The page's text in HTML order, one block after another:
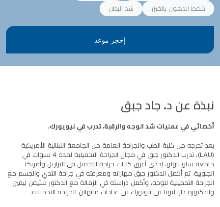
شفط الدهون بالفيزر
شد البطن
إحجز موعد
نبذة عن د. جاد جبق
أخصائي في عمليات شد الوجه والرقبة، تدرب في نيويورك.
بعد تخرجه من كلية الطب والجراحة العامة من الجامعة اللبنانية الأمريكية
(LAU)، تدرب الدكتور جبق في مجال الجراحة التجميلية لمدة 4 سنوات في
جامعة ساو باولو، إحدى أعرق كليات جراحة التجميل في البرازيل وأمريكا
الجنوبية. ثم أكمل الدكتور جبق مهاراته ومعرفته في جراحة الثدي والجسم مع
الجراحة التجميلية للوجه، وأكمل دراسته في الزمالة مع الدكتور ستيفن ليفين
والدكتورة دارا ليوتا في نيويورك في عيادات مانهاتن للجراحة التجميلية.